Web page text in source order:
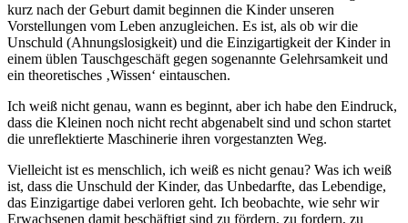
kurz nach der Geburt damit beginnen die Kinder unseren
Vorstellungen vom Leben anzugleichen. Es ist, als ob wir die
Unschuld (Ahnungslosigkeit) und die Einzigartigkeit der Kinder in
einem üblen Tauschgeschäft gegen sogenannte Gelehrsamkeit und
ein theoretisches ‚Wissen‘ eintauschen.
Ich weiß nicht genau, wann es beginnt, aber ich habe den Eindruck,
dass die Kleinen noch nicht recht abgenabelt sind und schon startet
die unreflektierte Maschinerie ihren vorgestanzten Weg.
Vielleicht ist es menschlich, ich weiß es nicht genau? Was ich weiß
ist, dass die Unschuld der Kinder, das Unbedarfte, das Lebendige,
das Einzigartige dabei verloren geht. Ich beobachte, wie sehr wir
Erwachsenen damit beschäftigt sind zu fördern, zu fordern, zu